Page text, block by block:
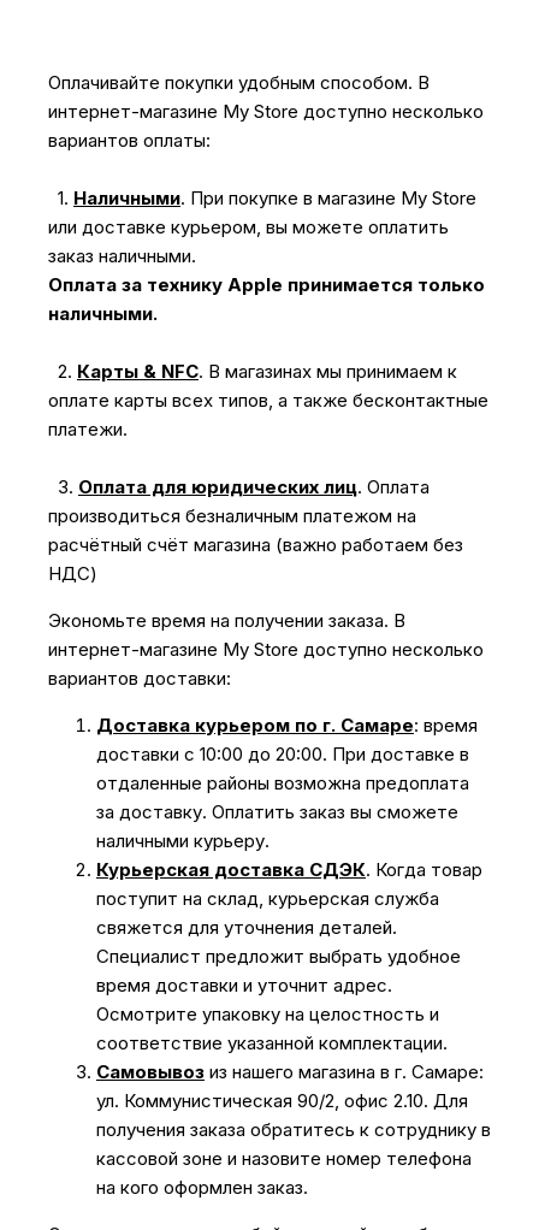
Оплачивайте покупки удобным способом. В
интернет-магазине My Store доступно несколько
вариантов оплаты:
1. Наличными. При покупке в магазине My Store
или доставке курьером, вы можете оплатить
заказ наличными.
Оплата за технику Apple принимается только
наличными.
2. Карты & NFC. В магазинах мы принимаем к
оплате карты всех типов, а также бесконтактные
платежи.
3. Оплата для юридических лиц. Оплата
производиться безналичным платежом на
расчётный счёт магазина (важно работаем без
НДС)
Экономьте время на получении заказа. В
интернет-магазине My Store доступно несколько
вариантов доставки:
Доставка курьером по г. Самаре: время
доставки с 10:00 до 20:00. При доставке в
отдаленные районы возможна предоплата
за доставку. Оплатить заказ вы сможете
наличными курьеру.
Курьерская доставка СДЭК. Когда товар
поступит на склад, курьерская служба
свяжется для уточнения деталей.
Специалист предложит выбрать удобное
время доставки и уточнит адрес.
Осмотрите упаковку на целостность и
соответствие указанной комплектации.
Самовывоз из нашего магазина в г. Самаре:
ул. Коммунистическая 90/2, офис 2.10. Для
получения заказа обратитесь к сотруднику в
кассовой зоне и назовите номер телефона
на кого оформлен заказ.